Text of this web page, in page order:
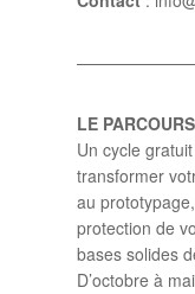
LE
Un cycle
transformer
au
protection de
bases solides
D’octobre à